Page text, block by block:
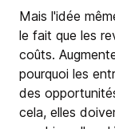
Mais l'idée
le fait que les
coûts.
pourquoi les
des
cela, elles